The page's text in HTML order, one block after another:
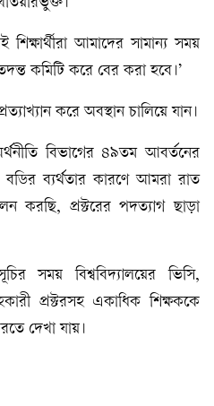
আমাদের সামান্য সময়
কমিটি করে বের করা হবে।’
করে অবস্থান চালিয়ে যান।
বিভাগের ৪৯তম আবর্তনের
বডির ব্যর্থতার কারণে আমরা রাত
করছি, প্রক্টরের পদত্যাগ ছাড়া
সময় বিশ্ববিদ্যালয়ের ভিসি,
প্রক্টরসহ একাধিক শিক্ষককে
দেখা যায়।